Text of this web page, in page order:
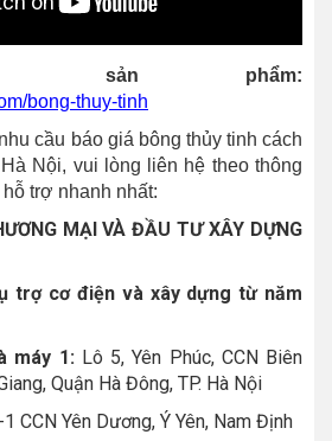
sản phẩm:
bong-thuy-tinh
cầu báo giá bông thủy tinh cách
Nội, vui lòng liên hệ theo thông
trợ nhanh nhất:
MẠI VÀ ĐẦU TƯ XÂY DỰNG
trợ cơ điện và xây dựng từ năm
máy 1: Lô 5, Yên Phúc, CCN Biên
Quận Hà Đông, TP. Hà Nội
CCN Yên Dương, Ý Yên, Nam Định